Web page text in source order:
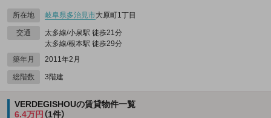
所在地 岐阜県多治見市大原町1丁目
交通
太多線/小泉駅 徒歩21分
太多線/根本駅 徒歩29分
築年月
2011年2月
総階数 3階建
VERDEGISHOUの賃貸物件一覧
6.4万円 （1件）